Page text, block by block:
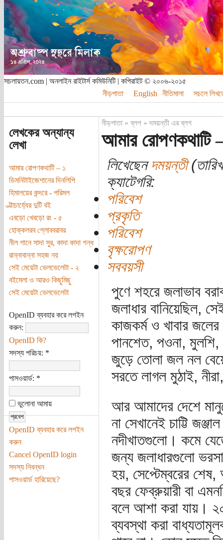
সচলায়তন.com | অনলাইন রাইটার্স কমিউনিটি | কপিরাইট © ২০০৬-২০১৫
নীড়পাতা
English নীতিমালা সচলে
লেখকের অন্যান্য
লেখা
আমার রোপণকথাটি – ১
ডিমনিটাইজেশানের দিনলিপি
হিমালয়ের কন্দরে - পরিমল
ভ্ট্টাচার্য্যের দুটি বই
এবড়ো খেবড়ো রং - ৫
হোক্কলরব গ্লোববরাবর
নীল গানে সাদা সুর, কাদা কাদা গন্ধ
রান্নাবান্না সহজ নয়
সেই মেয়েটা ভেলভেলেটা - ২
বইমেলা ও আরও কিছুমিছু
সেই মেয়েটা ভেলভেলেটা
OpenID ব্যবহার করে লগইন
করুন:
OpenID কি?
সদস্য পরিচয়: *
পাসওয়ার্ড: *
ভুলোনা আমায়
OpenID ব্যবহার করে লগইন
করুন
Cancel OpenID login
সদস্য নিবন্ধন
পাসওয়ার্ড হারিয়েছে?
নীড়পাতা»ব্লগ»দময়ন্তী এর ব্লগ
আমার রোপণকথাটি
লিখেছেনদময়ন্তী
ক্যাটেগরি:
পরিবেশ
প্রকৃতি
পরিবেশ
বৃক্ষরোপণ
সববয়সী
পুণে শহরে জলাভাব
জলাধার বানিয়েছিল,
কাজকর্ম ও খাবার
পানশেত, পওনা, মুলশি,
জুড়ে তোলা জল নল
সরতে লাগল মুঠাই,
আর আমাদের দেশে
না সেখানেই চাট্টি
নদীখাতগুলো। কমে
জন্য জলাধারগুলো ভরসা
হয়, সেপ্টেম্বরের শেষ,
বছর ফেব্রুয়ারী বা
বলে আশা করা যায়।
ব্যবস্থা করা